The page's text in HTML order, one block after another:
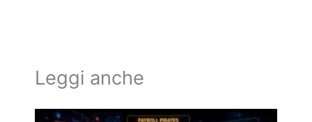
Leggi anche